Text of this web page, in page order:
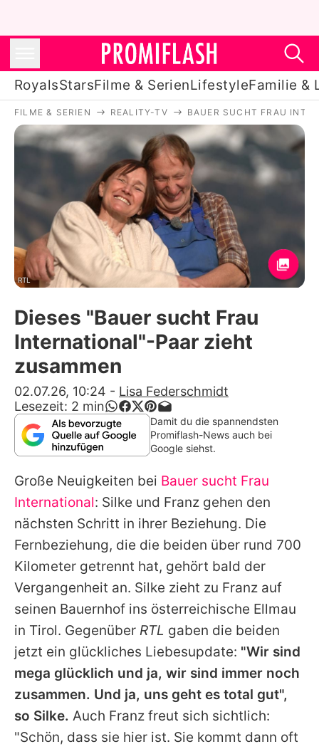
RoyalsStarsFilme & SerienLifestyleFamilie &
Royals
Stars
Filme & Serien
Lifestyle
Familie & Liebe
Promiflash Exklusiv
Alle Themen auf Promiflash
App runterladen
Team
Redaktionelle Richtlinien
Impressum
Datenschutzerklärung
Nutzungsbedingungen
Utiq verwalten
FILME & SERIEN REALITY-TV BAUER SUCHT FRAU
RTL
Dieses "Bauer sucht Frau
International"-Paar zieht
zusammen
02.07.26, 10:24 - Lisa Federschmidt
Lesezeit: 2 min
Damit du die spannendsten
Promiflash-News auch bei
Google siehst.
Große Neuigkeiten bei Bauer sucht Frau
International: Silke und Franz gehen den
nächsten Schritt in ihrer Beziehung. Die
Fernbeziehung, die die beiden über rund 700
Kilometer getrennt hat, gehört bald der
Vergangenheit an. Silke zieht zu Franz auf
seinen Bauernhof ins österreichische Ellmau
in Tirol. Gegenüber RTL gaben die beiden
jetzt ein glückliches Liebesupdate: "Wir sind
mega glücklich und ja, wir sind immer noch
zusammen. Und ja, uns geht es total gut",
so Silke. Auch Franz freut sich sichtlich:
"Schön, dass sie hier ist. Sie kommt dann oft